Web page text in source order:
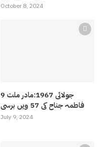
October 8, 2024
9 جولائی 1967:مادر ملت
فاطمہ جناح کی 57 ویں برسی
July 9, 2024